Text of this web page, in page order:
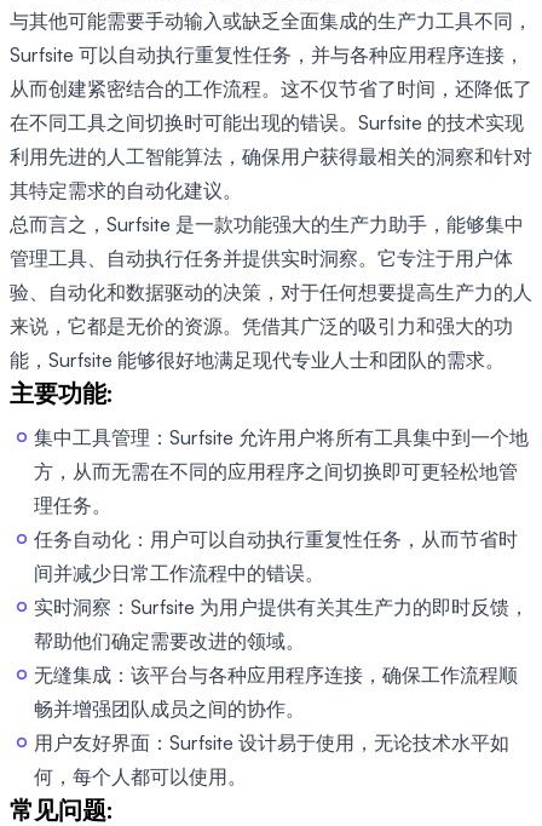
与其他可能需要手动输入或缺乏全面集成的生产力工具不同，
Surfsite 可以自动执行重复性任务，并与各种应用程序连接，
从而创建紧密结合的工作流程。这不仅节省了时间，还降低了
在不同工具之间切换时可能出现的错误。Surfsite 的技术实现
利用先进的人工智能算法，确保用户获得最相关的洞察和针对
其特定需求的自动化建议。
总而言之，Surfsite 是一款功能强大的生产力助手，能够集中
管理工具、自动执行任务并提供实时洞察。它专注于用户体
验、自动化和数据驱动的决策，对于任何想要提高生产力的人
来说，它都是无价的资源。凭借其广泛的吸引力和强大的功
能，Surfsite 能够很好地满足现代专业人士和团队的需求。
主要功能:
集中工具管理：Surfsite 允许用户将所有工具集中到一个地
方，从而无需在不同的应用程序之间切换即可更轻松地管
理任务。
任务自动化：用户可以自动执行重复性任务，从而节省时
间并减少日常工作流程中的错误。
实时洞察：Surfsite 为用户提供有关其生产力的即时反馈，
帮助他们确定需要改进的领域。
无缝集成：该平台与各种应用程序连接，确保工作流程顺
畅并增强团队成员之间的协作。
用户友好界面：Surfsite 设计易于使用，无论技术水平如
何，每个人都可以使用。
常见问题: